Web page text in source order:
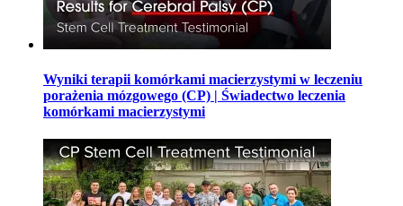
Wyniki terapii komórkami macierzystymi w leczeniu
porażenia mózgowego (CP) | Świadectwo leczenia
komórkami macierzystymi